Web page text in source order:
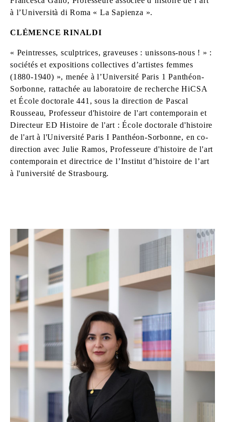
à l’Università di Roma « La Sapienza ».
CLÉMENCE RINALDI
« Peintresses, sculptrices, graveuses : unissons-nous ! » :
sociétés et expositions collectives d’artistes femmes
(1880-1940) », menée à l’Université Paris 1 Panthéon-
Sorbonne, rattachée au laboratoire de recherche HiCSA
et École doctorale 441, sous la direction de Pascal
Rousseau, Professeur d'histoire de l'art contemporain et
Directeur ED Histoire de l'art : École doctorale d'histoire
de l'art à l'Université Paris I Panthéon-Sorbonne, en co-
direction avec Julie Ramos, Professeure d'histoire de l'art
contemporain et directrice de l’Institut d’histoire de l’art
à l'université de Strasbourg.